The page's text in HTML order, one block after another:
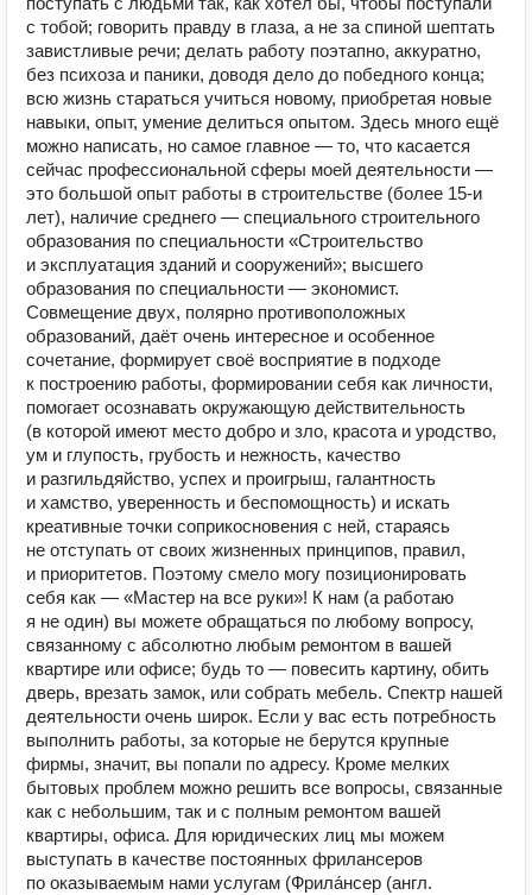
с тобой; говорить правду в глаза, а не за спиной шептать
завистливые речи; делать работу поэтапно, аккуратно,
без психоза и паники, доводя дело до победного конца;
всю жизнь стараться учиться новому, приобретая новые
навыки, опыт, умение делиться опытом. Здесь много ещё
можно написать, но самое главное — то, что касается
сейчас профессиональной сферы моей деятельности —
это большой опыт работы в строительстве (более 15-и
лет), наличие среднего — специального строительного
образования по специальности «Строительство
и эксплуатация зданий и сооружений»; высшего
образования по специальности — экономист.
Совмещение двух, полярно противоположных
образований, даёт очень интересное и особенное
сочетание, формирует своё восприятие в подходе
к построению работы, формировании себя как личности,
помогает осознавать окружающую действительность
(в которой имеют место добро и зло, красота и уродство,
ум и глупость, грубость и нежность, качество
и разгильдяйство, успех и проигрыш, галантность
и хамство, уверенность и беспомощность) и искать
креативные точки соприкосновения с ней, стараясь
не отступать от своих жизненных принципов, правил,
и приоритетов. Поэтому смело могу позиционировать
себя как — «Мастер на все руки»! К нам (а работаю
я не один) вы можете обращаться по любому вопросу,
связанному с абсолютно любым ремонтом в вашей
квартире или офисе; будь то — повесить картину, обить
дверь, врезать замок, или собрать мебель. Спектр нашей
деятельности очень широк. Если у вас есть потребность
выполнить работы, за которые не берутся крупные
фирмы, значит, вы попали по адресу. Кроме мелких
бытовых проблем можно решить все вопросы, связанные
как с небольшим, так и с полным ремонтом вашей
квартиры, офиса. Для юридических лиц мы можем
выступать в качестве постоянных фрилансеров
по оказываемым нами услугам (Фрила́нсер (англ.